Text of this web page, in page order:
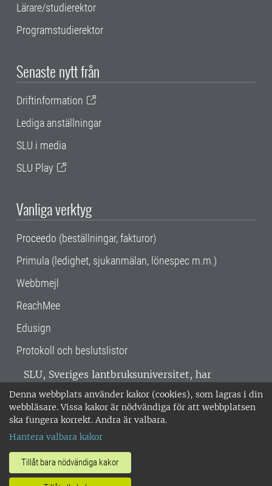
Denna webbplats använder kakor (cookies), som lagras i din
webbläsare. Vissa kakor är nödvändiga för att webbplatsen
ska fungera korrekt. Andra är valbara.
Hantera valbara kakor
Tillåt bara nödvändiga kakor
Lärare/studierektor
Programstudierektor
Senaste nytt från
Driftinformation
Lediga anställningar
SLU i media
SLU Play
Vanliga verktyg
Proceedo (beställningar, fakturor)
Primula (ledighet, sjukanmälan, lönespec m.m.)
Webbmejl
ReachMee
Edusign
Protokoll och beslutslistor
SLU, Sveriges lantbruksuniversitet, har
verksamhet över hela Sverige. Huvudorter är
Alnarp, Uppsala och Umeå.SLU är
miljöcertifierat enligt ISO 14001. •
018-67 10 00 • Org nr: 202100-2817 •
Om SLU:s webbplatser
•Hantera kakor•Behandling av